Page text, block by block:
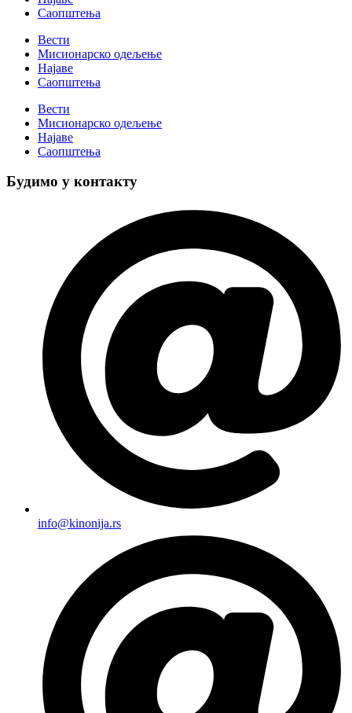
Саопштења
Вести
Мисионарско одељење
Најаве
Саопштења
Вести
Мисионарско одељење
Најаве
Саопштења
Будимо у контакту
info@kinonija.rs